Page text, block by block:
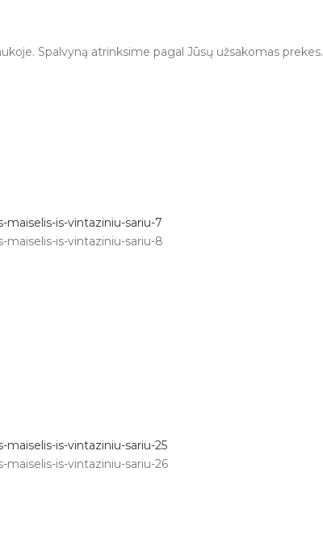
Spalvyną atrinksime pagal Jūsų užsakomas prekes.